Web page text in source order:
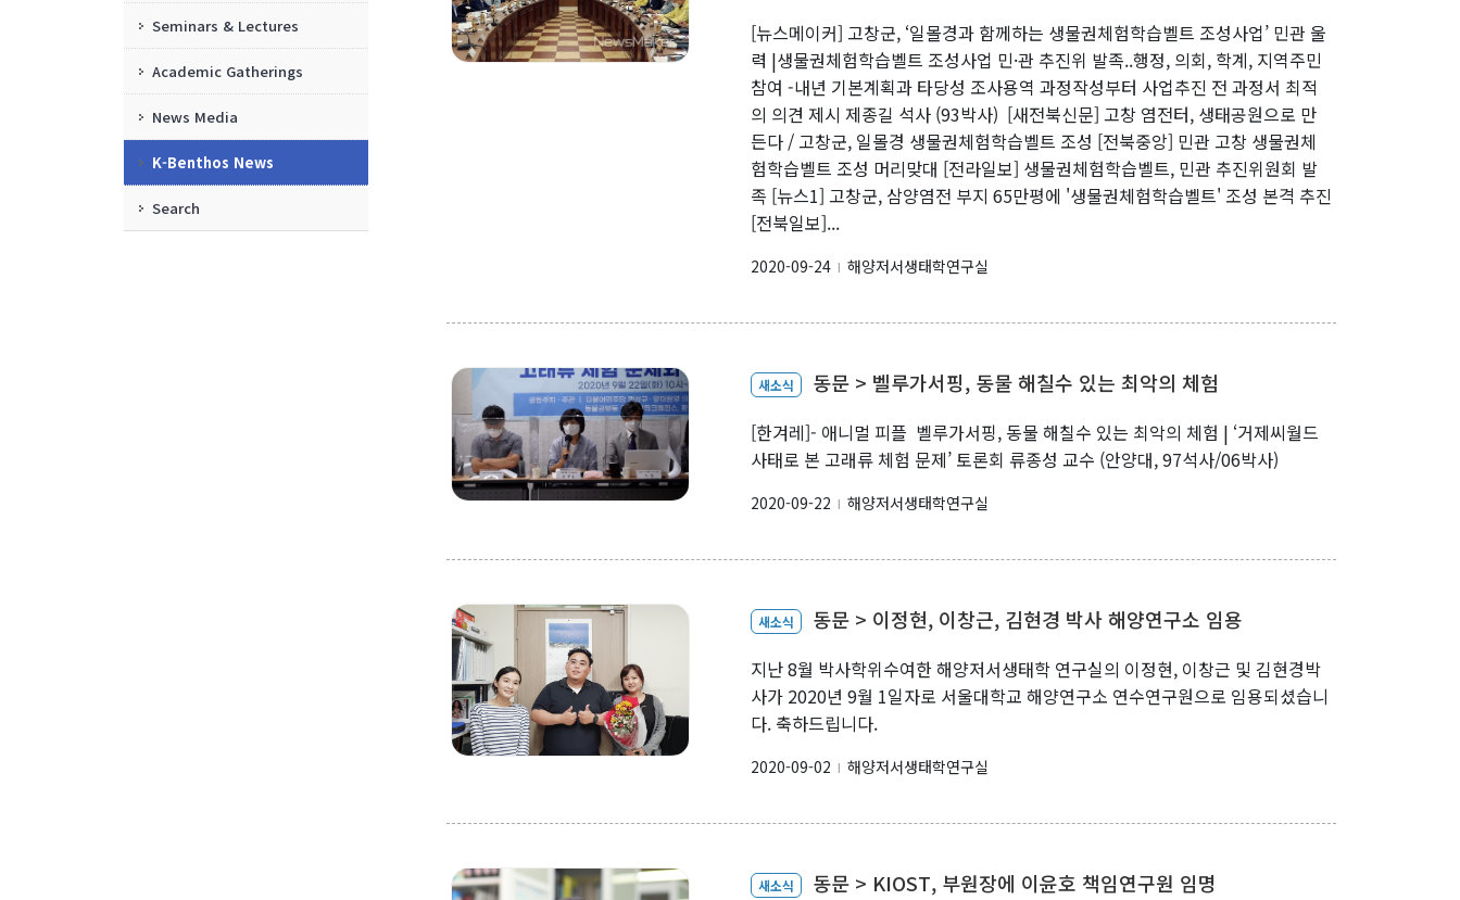
Seminars & Lectures
Academic Gatherings
News Media
K-Benthos News
Search
[뉴스메이커] 고창군, ‘일몰경과 함께하는 생물권체험학습벨트 조성사업’ 민관 울
력 |생물권체험학습벨트 조성사업 민·관 추진위 발족..행정, 의회, 학계, 지역주민
참여 -내년 기본계획과 타당성 조사용역 과정작성부터 사업추진 전 과정서 최적
의 의견 제시 제종길 석사 (93박사) [새전북신문] 고창 염전터, 생태공원으로 만
든다 / 고창군, 일몰경 생물권체험학습벨트 조성 [전북중앙] 민관 고창 생물권체
험학습벨트 조성 머리맞대 [전라일보] 생물권체험학습벨트, 민관 추진위원회 발
족 [뉴스1] 고창군, 삼양염전 부지 65만평에 '생물권체험학습벨트' 조성 본격 추진
[전북일보]...
2020-09-24 해양저서생태학연구실
새소식 동문 > 벨루가서핑, 동물 해칠수 있는 최악의 체험
[한겨레]- 애니멀 피플 벨루가서핑, 동물 해칠수 있는 최악의 체험 | ‘거제씨월드
사태로 본 고래류 체험 문제’ 토론회 류종성 교수 (안양대, 97석사/06박사)
2020-09-22 해양저서생태학연구실
새소식 동문 > 이정현, 이창근, 김현경 박사 해양연구소 임용
지난 8월 박사학위수여한 해양저서생태학 연구실의 이정현, 이창근 및 김현경박
사가 2020년 9월 1일자로 서울대학교 해양연구소 연수연구원으로 임용되셨습니
다. 축하드립니다.
2020-09-02 해양저서생태학연구실
새소식 동문 > KIOST, 부원장에 이윤호 책임연구원 임명
Academic Gatherings
News Media
K-Benthos News
Search